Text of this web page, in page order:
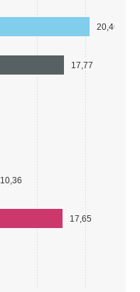
20,46
17,77
10,36
17,65